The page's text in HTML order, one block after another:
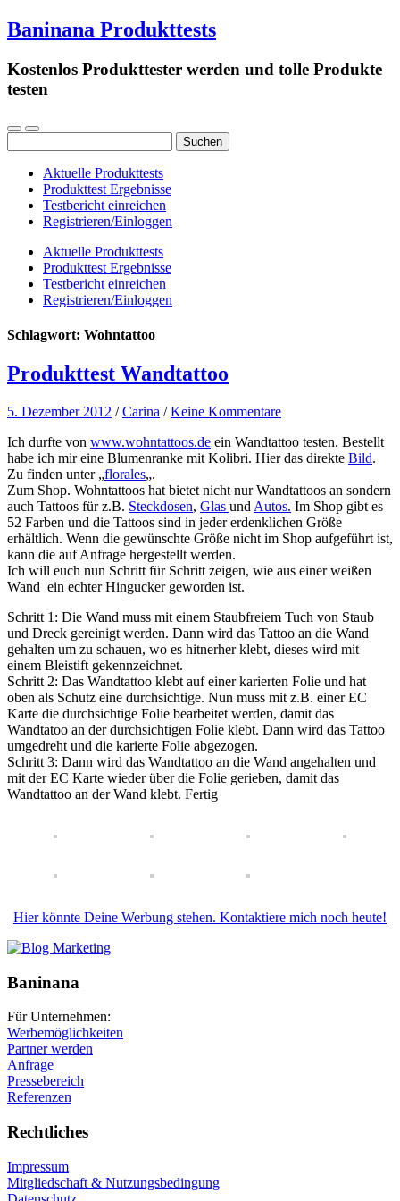
Baninana Produkttests
Kostenlos Produkttester werden und tolle Produkte
testen
nach:
Aktuelle Produkttests
Produkttest Ergebnisse
Testbericht einreichen
Registrieren/Einloggen
Aktuelle Produkttests
Produkttest Ergebnisse
Testbericht einreichen
Registrieren/Einloggen
Schlagwort: Wohntattoo
Produkttest Wandtattoo
5. Dezember 2012 /Carina /Keine Kommentare
Ich durfte von www.wohntattoos.de ein Wandtattoo testen. Bestellt
habe ich mir eine Blumenranke mit Kolibri. Hier das direkte Bild.
Zu finden unter „florales„.
Zum Shop. Wohntattoos hat bietet nicht nur Wandtattoos an sondern
auch Tattoos für z.B. Steckdosen, Glas und Autos. Im Shop gibt es
52 Farben und die Tattoos sind in jeder erdenklichen Größe
erhältlich. Wenn die gewünschte Größe nicht im Shop aufgeführt ist,
kann die auf Anfrage hergestellt werden.
Ich will euch nun Schritt für Schritt zeigen, wie aus einer weißen
Wand ein echter Hingucker geworden ist.
Schritt 1: Die Wand muss mit einem Staubfreiem Tuch von Staub
und Dreck gereinigt werden. Dann wird das Tattoo an die Wand
gehalten um zu schauen, wo es hitnerher klebt, dieses wird mit
einem Bleistift gekennzeichnet.
Schritt 2: Das Wandtattoo klebt auf einer karierten Folie und hat
oben als Schutz eine durchsichtige. Nun muss mit z.B. einer EC
Karte die durchsichtige Folie bearbeitet werden, damit das
Wandtatoo an der durchsichtigen Folie klebt. Dann wird das Tattoo
umgedreht und die karierte Folie abgezogen.
Schritt 3: Dann wird das Wandtattoo an die Wand angehalten und
mit der EC Karte wieder über die Folie gerieben, damit das
Wandtattoo an der Wand klebt. Fertig
Hier könnte Deine Werbung stehen. Kontaktiere mich noch heute!
Baninana
Für Unternehmen:
Werbemöglichkeiten
Partner werden
Anfrage
Pressebereich
Referenzen
Rechtliches
Impressum
Mitgliedschaft & Nutzungsbedingung